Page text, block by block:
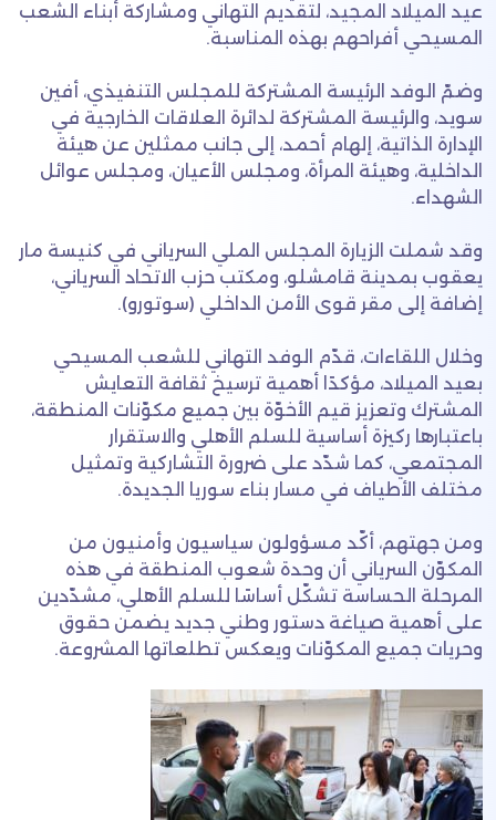
عيد الميلاد المجيد، لتقديم التهاني ومشاركة أبناء الشعب
المسيحي أفراحهم بهذه المناسبة.
وضمّ الوفد الرئيسة المشتركة للمجلس التنفيذي، أفين
سويد، والرئيسة المشتركة لدائرة العلاقات الخارجية في
الإدارة الذاتية، إلهام أحمد، إلى جانب ممثلين عن هيئة
الداخلية، وهيئة المرأة، ومجلس الأعيان، ومجلس عوائل
الشهداء.
وقد شملت الزيارة المجلس الملي السرياني في كنيسة مار
يعقوب بمدينة قامشلو، ومكتب حزب الاتحاد السرياني،
إضافة إلى مقر قوى الأمن الداخلي (سوتورو).
وخلال اللقاءات، قدّم الوفد التهاني للشعب المسيحي
بعيد الميلاد، مؤكدًا أهمية ترسيخ ثقافة التعايش
المشترك وتعزيز قيم الأخوّة بين جميع مكوّنات المنطقة،
باعتبارها ركيزة أساسية للسلم الأهلي والاستقرار
المجتمعي، كما شدّد على ضرورة التشاركية وتمثيل
مختلف الأطياف في مسار بناء سوريا الجديدة.
ومن جهتهم، أكّد مسؤولون سياسيون وأمنيون من
المكوّن السرياني أن وحدة شعوب المنطقة في هذه
المرحلة الحساسة تشكّل أساسًا للسلم الأهلي، مشدّدين
على أهمية صياغة دستور وطني جديد يضمن حقوق
وحريات جميع المكوّنات ويعكس تطلعاتها المشروعة.